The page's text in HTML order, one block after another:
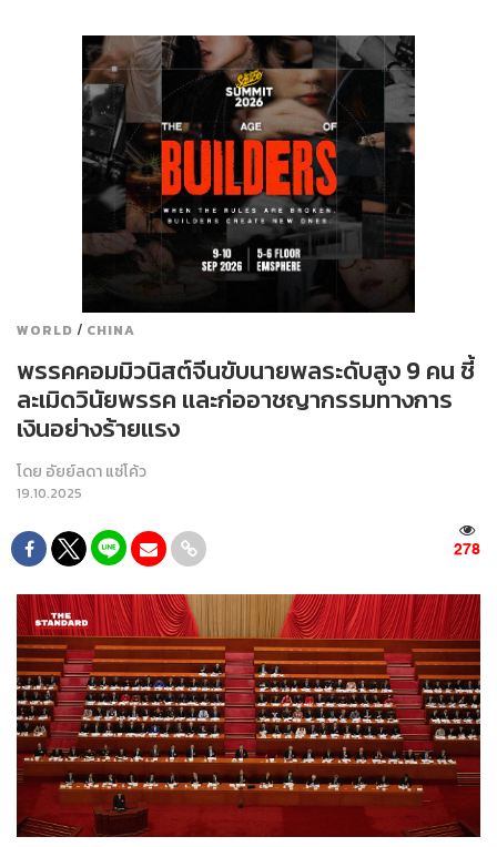
WORLD / CHINA
พรรคคอมมิวนิสต์จีนขับนายพลระดับสูง 9 คน ชี้
ละเมิดวินัยพรรค และก่ออาชญากรรมทางการ
เงินอย่างร้ายแรง
โดย อัยย์ลดา แซ่โค้ว
19.10.2025
278